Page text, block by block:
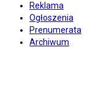
Reklama
Ogłoszenia
Prenumerata
Archiwum